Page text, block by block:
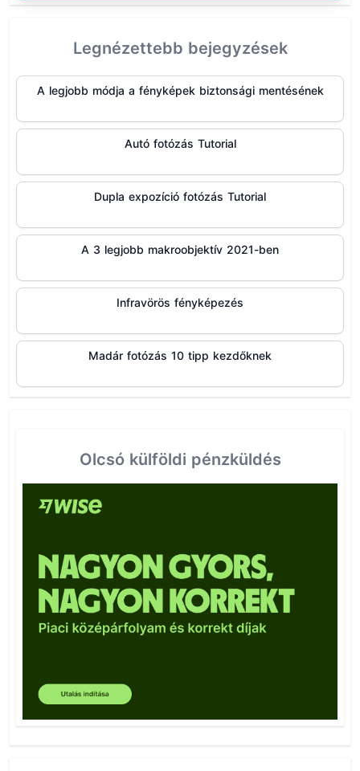
Legnézettebb bejegyzések
A legjobb módja a fényképek biztonsági mentésének
Autó fotózás Tutorial
Dupla expozíció fotózás Tutorial
A 3 legjobb makroobjektív 2021-ben
Infravörös fényképezés
Madár fotózás 10 tipp kezdőknek
Olcsó külföldi pénzküldés